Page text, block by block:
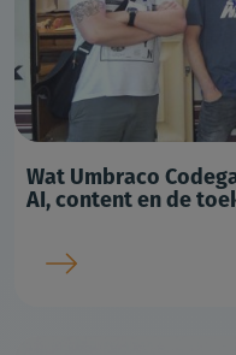
Wat Umbraco
AI, content en de